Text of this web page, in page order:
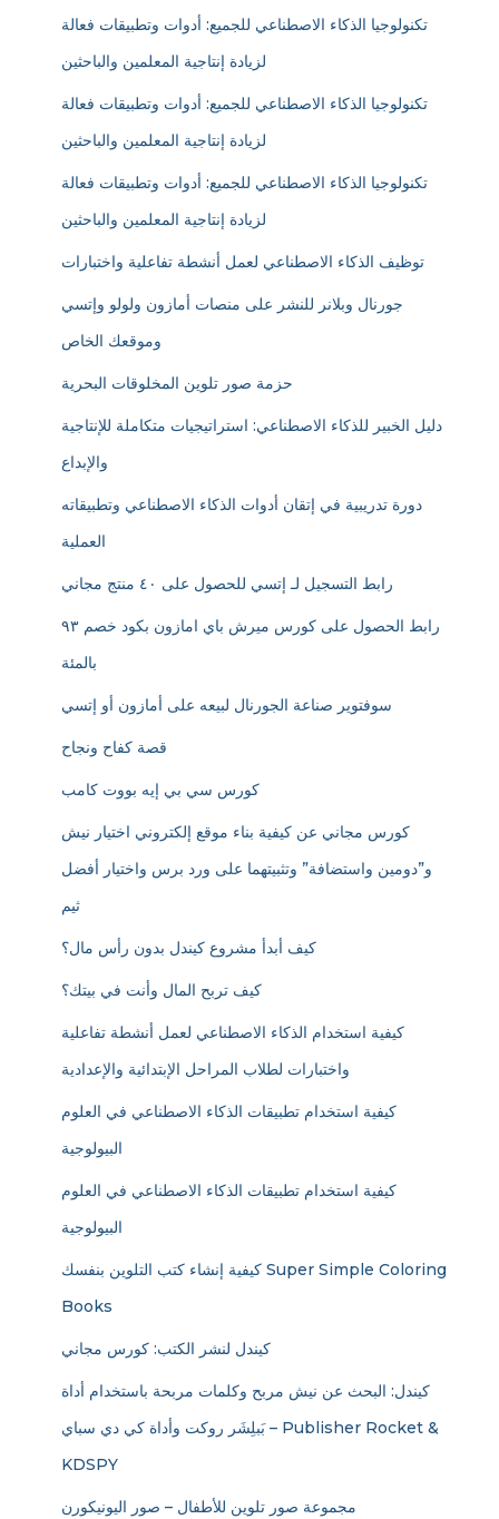
تكنولوجيا الذكاء الاصطناعي للجميع: أدوات وتطبيقات فعالة
لزيادة إنتاجية المعلمين والباحثين
تكنولوجيا الذكاء الاصطناعي للجميع: أدوات وتطبيقات فعالة
لزيادة إنتاجية المعلمين والباحثين
تكنولوجيا الذكاء الاصطناعي للجميع: أدوات وتطبيقات فعالة
لزيادة إنتاجية المعلمين والباحثين
توظيف الذكاء الاصطناعي لعمل أنشطة تفاعلية واختبارات
جورنال وبلانر للنشر على منصات أمازون ولولو وإتسي
وموقعك الخاص
حزمة صور تلوين المخلوقات البحرية
دليل الخبير للذكاء الاصطناعي: استراتيجيات متكاملة للإنتاجية
والإبداع
دورة تدريبية في إتقان أدوات الذكاء الاصطناعي وتطبيقاته
العملية
رابط التسجيل لـ إتسي للحصول على ٤٠ منتج مجاني
رابط الحصول على كورس ميرش باي امازون بكود خصم ٩٣
بالمئة
سوفتوير صناعة الجورنال لبيعه على أمازون أو إتسي
قصة كفاح ونجاح
كورس سي بي إيه بووت كامب
كورس مجاني عن كيفية بناء موقع إلكتروني اختيار نيش
و”دومين واستضافة” وتثبيتهما على ورد برس واختيار أفضل
ثيم
كيف أبدأ مشروع كيندل بدون رأس مال؟
كيف تربح المال وأنت في بيتك؟
كيفية استخدام الذكاء الاصطناعي لعمل أنشطة تفاعلية
واختبارات لطلاب المراحل الإبتدائية والإعدادية
كيفية استخدام تطبيقات الذكاء الاصطناعي في العلوم
كيفية استخدام تطبيقات الذكاء الاصطناعي في العلوم
كيفية إنشاء كتب التلوين بنفسك Super Simple Coloring
Books
كيندل لنشر الكتب: كورس مجاني
كيندل: البحث عن نيش مربح وكلمات مربحة باستخدام أداة
بَبلِشَر روكت وأداة كي دي سباي – Publisher Rocket &
KDSPY
مجموعة صور تلوين للأطفال – صور اليونيكورن